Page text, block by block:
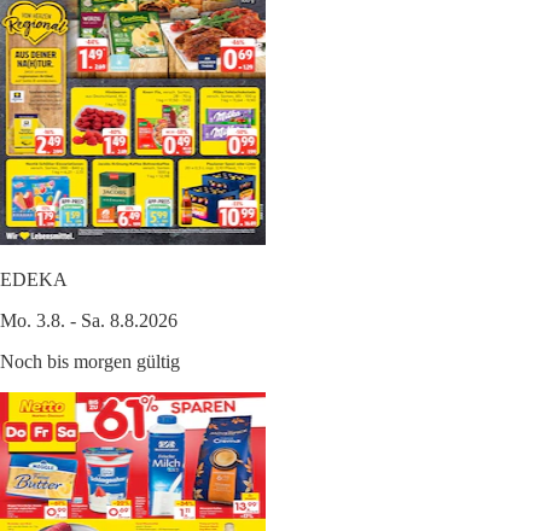
EDEKA
Mo. 3.8. - Sa. 8.8.2026
Noch bis morgen gültig